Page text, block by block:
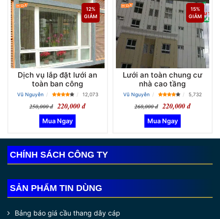
12%
GIẢM
Dịch vụ lắp đặt lưới an
toàn ban công
Vũ Nguyễn 12,073
250,000 đ 220,000 đ
15%
GIẢM
Lưới an toàn chung cư
nhà cao tầng
Vũ Nguyễn 5,732
260,000 đ 220,000 đ
CHÍNH SÁCH CÔNG TY
SẢN PHẨM TIN DÙNG
Bảng báo giá cầu thang dây cáp